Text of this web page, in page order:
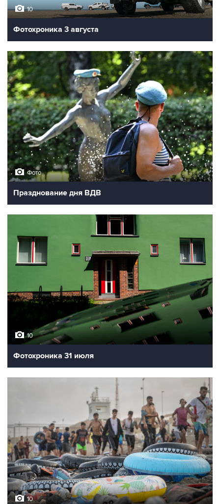
10
Фотохроника 3 августа
Фото
Празднование дня ВДВ
10
Фотохроника 31 июля
10